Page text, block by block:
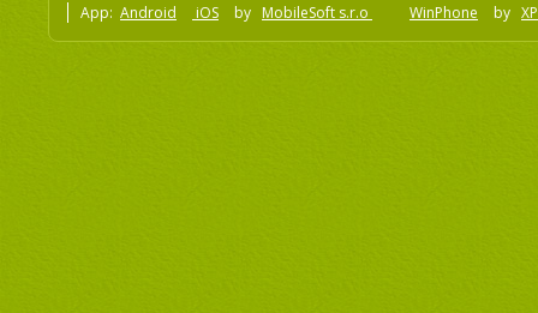
App: Android iOS by MobileSoft s.r.o WinPhone by